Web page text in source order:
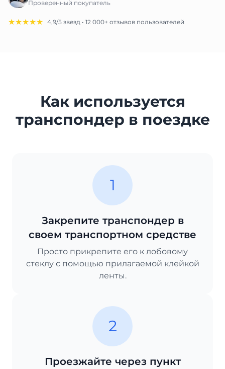
Проверенный покупатель
★★★★★ 4,9/5 звезд • 12 000+ отзывов пользователей
Как используется
транспондер в поездке
1
Закрепите транспондер в
своем транспортном средстве
Просто прикрепите его к лобовому
стеклу с помощью прилагаемой клейкой
ленты.
2
Проезжайте через пункт